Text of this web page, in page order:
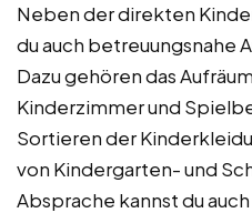
Neben der direkten
du auch betreuungsnahe
Dazu gehören das
Kinderzimmer und
Sortieren der
von Kindergarten- und
Absprache kannst du